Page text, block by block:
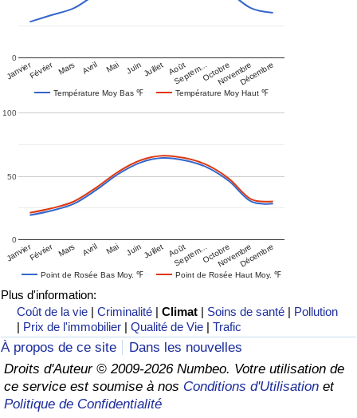
Température Moy Bas ℉ Température Moy Haut ℉
JanvierFévrier Mars Avril Mai Juin Juillet Août
Septem…OctobreNovembreDécembre
0
Point de Rosée Bas Moy. ℉ Point de Rosée Haut Moy. ℉
JanvierFévrier Mars Avril Mai Juin Juillet Août
Septem…OctobreNovembreDécembre
0
50
100
Plus d'information:
Coût de la vie |Criminalité |Climat | Soins de santé | Pollution
| Prix de l'immobilier |Qualité de Vie |Trafic
À propos de ce site
Dans les nouvelles
Droits d'Auteur © 2009-2026 Numbeo. Votre utilisation de
ce service est soumise à nos Conditions d'Utilisation et
Politique de Confidentialité